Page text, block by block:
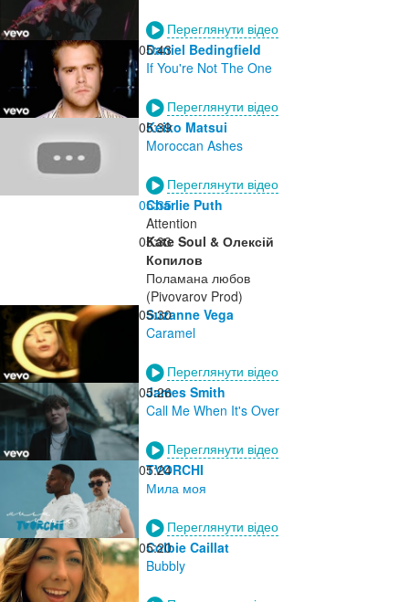
Переглянути відео
05:43
Daniel Bedingfield
If You're Not The One
Переглянути відео
05:39
Keiko Matsui
Moroccan Ashes
Переглянути відео
05:35
Charlie Puth
Attention
05:33
Kate Soul & Олексій
Копилов
Поламана любов
(Pivovarov Prod)
05:30
Suzanne Vega
Caramel
Переглянути відео
05:26
James Smith
Call Me When It's Over
Переглянути відео
05:24
TVORCHI
Мила моя
Переглянути відео
05:20
Colbie Caillat
Bubbly